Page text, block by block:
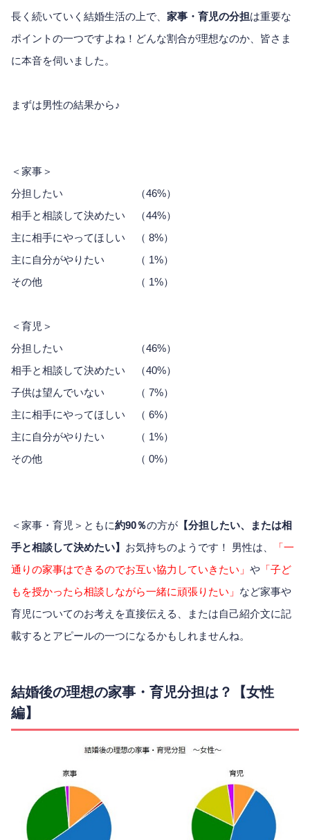
長く続いていく結婚生活の上で、 家事・育児の分担は重要な
ポイントの一つですよね！どんな割合が理想なのか、皆さま
に本音を伺いました。
まずは男性の結果から♪
＜家事＞
分担したい （46%）
相手と相談して決めたい （44%）
主に相手にやってほしい （ 8%）
主に自分がやりたい （ 1%）
その他 （ 1%）
＜育児＞
分担したい （46%）
相手と相談して決めたい （40%）
子供は望んでいない （ 7%）
主に相手にやってほしい （ 6%）
主に自分がやりたい （ 1%）
その他 （ 0%）
＜家事・育児＞ともに約90％の方が 【分担したい、または相
手と相談して決めたい】 お気持ちのようです！ 男性は、
「一
通りの家事はできるのでお互い協力していきたい」 や 「子ど
もを授かったら相談しながら一緒に頑張りたい」 など家事や
育児についてのお考えを直接伝える、または自己紹介文に記
載するとアピールの一つになるかもしれませんね。
結婚後の理想の家事・育児分担は？【女性
編】